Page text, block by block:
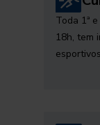
Toda 1ª
18h, tem
esportivos